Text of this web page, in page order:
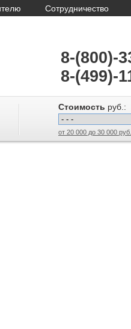
Сотрудничество
8-(800)-
8-(499)-
Стоимость руб.:
от 20 000 до 30 000 руб.